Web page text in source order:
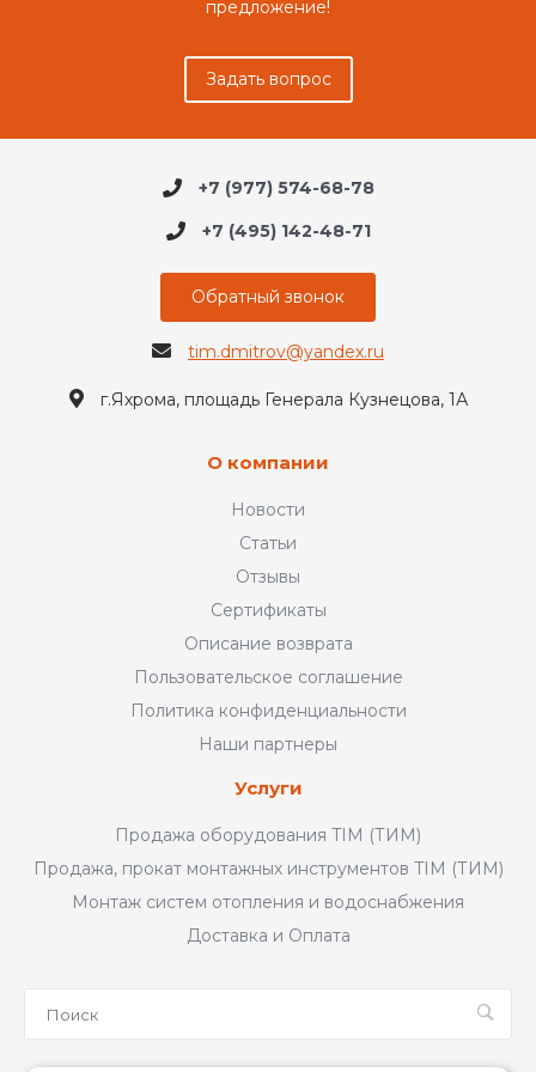
предложение!
Задать вопрос
+7 (977) 574-68-78
+7 (495) 142-48-71
Обратный звонок
tim.dmitrov@yandex.ru
г.Яхрома, площадь Генерала Кузнецова, 1А
О компании
Новости
Статьи
Отзывы
Сертификаты
Описание возврата
Пользовательское соглашение
Политика конфиденциальности
Наши партнеры
Услуги
Продажа оборудования TIM (ТИМ)
Продажа, прокат монтажных инструментов TIM (ТИМ)
Монтаж систем отопления и водоснабжения
Доставка и Оплата